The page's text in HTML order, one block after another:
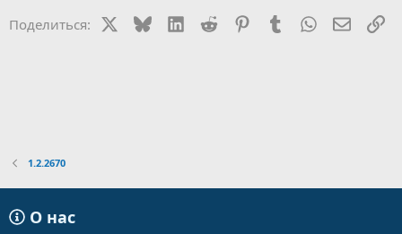
Поделиться: BlueskyLinkedIn
Reddit PinterestTumblr WhatsApp
1.2.2670
О нас